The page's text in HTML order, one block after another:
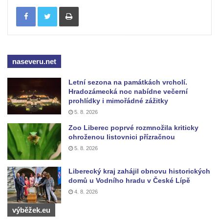
Tisknout
naseveru.net
Letní sezona na památkách vrcholí.
Hradozámecká noc nabídne večerní
prohlídky i mimořádné zážitky
5. 8. 2026
Zoo Liberec poprvé rozmnožila kriticky
ohroženou listovnici přízračnou
5. 8. 2026
Liberecký kraj zahájil obnovu historických
domů u Vodního hradu v České Lípě
4. 8. 2026
výběžek.eu